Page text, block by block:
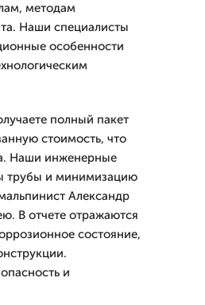
методам
Наши специалисты
особенности
полный пакет
стоимость, что
Наши инженерные
трубы и минимизацию
Александр
В отчете отражаются
состояние,
и